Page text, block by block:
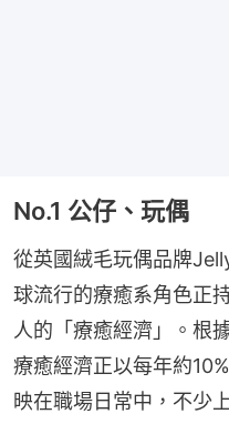
No.1 公仔、玩偶
從英國絨毛玩偶品牌
球流行的療癒系角色正
人的「療癒經濟」。根
療癒經濟正以每年約
映在職場日常中，不少